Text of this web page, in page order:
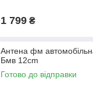
1 799 ₴
Антена фм
Бмв 12cm
Готово до відправки